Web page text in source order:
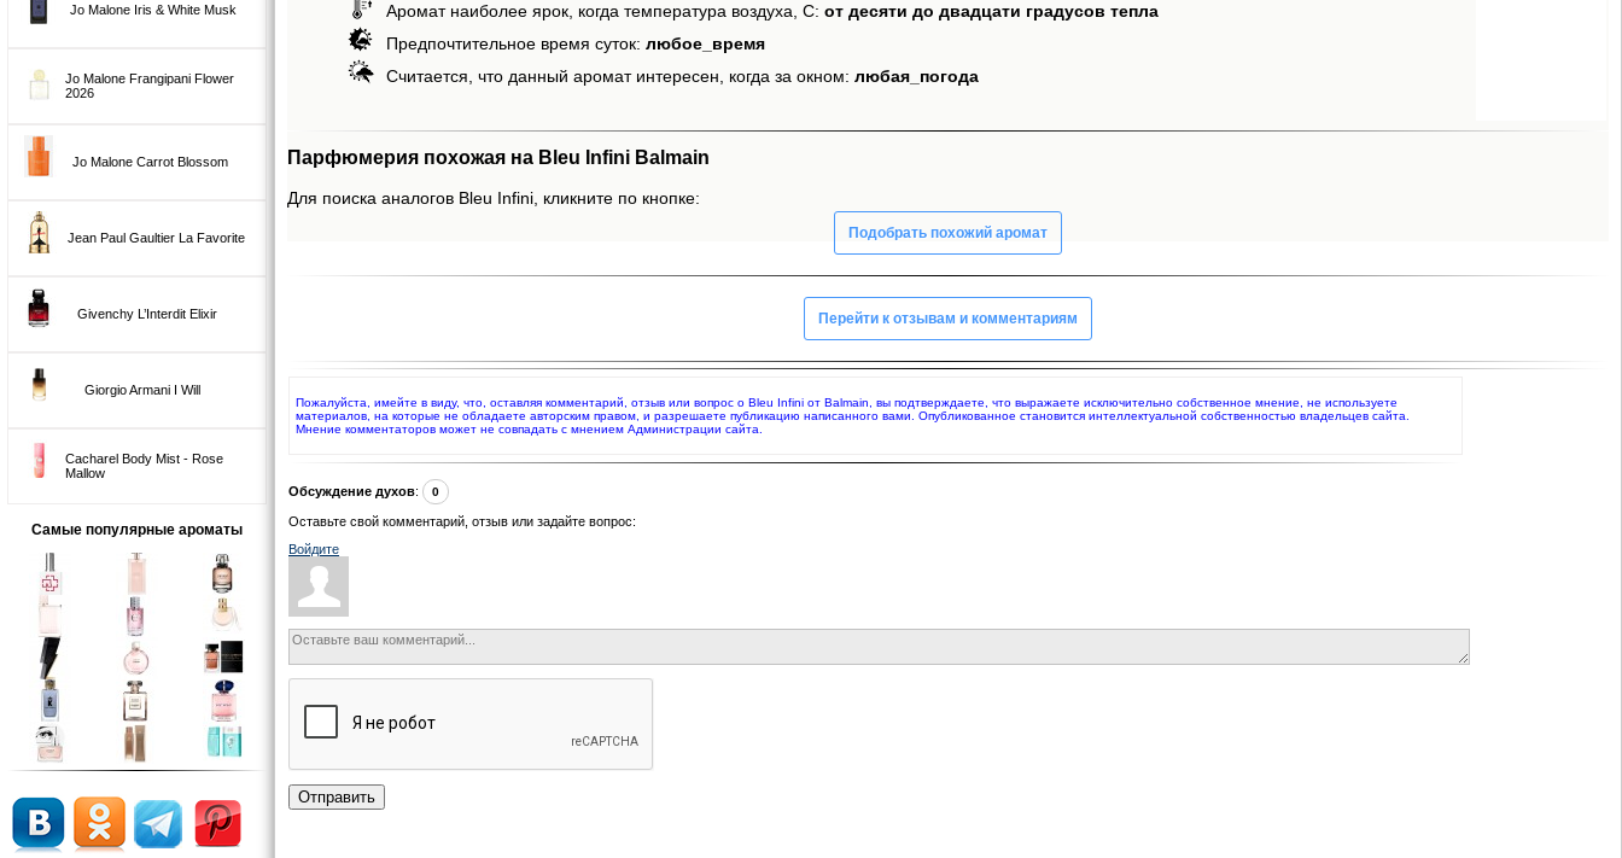
Jo Malone Iris & White Musk
Jo Malone Frangipani Flower
2026
Jo Malone Carrot Blossom
Jean Paul Gaultier La Favorite
Givenchy L’Interdit Elixir
Giorgio Armani I Will
Cacharel Body Mist - Rose
Mallow
Самые популярные ароматы
Аромат наиболее ярок, когда температура воздуха, С: от десяти до двадцати градусов тепла
Предпочтительное время суток: любое_время
Считается, что данный аромат интересен, когда за окном: любая_погода
Парфюмерия похожая на Bleu Infini Balmain
Для поиска аналогов Bleu Infini, кликните по кнопке:
Подобрать похожий аромат
Перейти к отзывам и комментариям
Пожалуйста, имейте в виду, что, оставляя комментарий, отзыв или вопрос о Bleu Infini от Balmain, вы подтверждаете, что выражаете исключительно собственное мнение, не используете
материалов, на которые не обладаете авторским правом, и разрешаете публикацию написанного вами. Опубликованное становится интеллектуальной собственностью владельцев сайта.
Мнение комментаторов может не совпадать с мнением Администрации сайта.
Обсуждение духов: 0
Оставьте свой комментарий, отзыв или задайте вопрос:
Войдите
Отправить